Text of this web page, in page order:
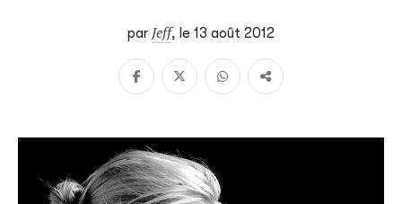
par Jeff, le 13 août 2012